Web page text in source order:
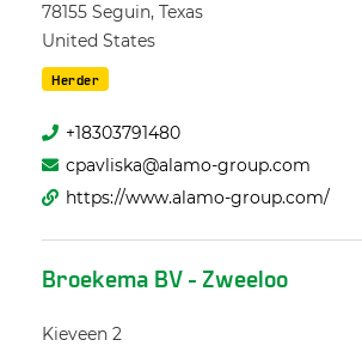
78155 Seguin, Texas
United States
Herder
+18303791480
cpavliska@alamo-group.com
https://www.alamo-group.com/
Broekema BV - Zweeloo
Kieveen 2